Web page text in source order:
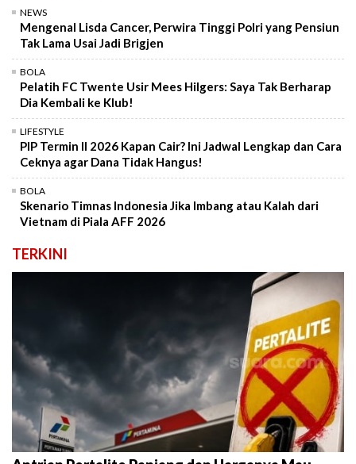
NEWS
Mengenal Lisda Cancer, Perwira Tinggi Polri yang Pensiun
Tak Lama Usai Jadi Brigjen
BOLA
Pelatih FC Twente Usir Mees Hilgers: Saya Tak Berharap
Dia Kembali ke Klub!
LIFESTYLE
PIP Termin II 2026 Kapan Cair? Ini Jadwal Lengkap dan Cara
Ceknya agar Dana Tidak Hangus!
BOLA
Skenario Timnas Indonesia Jika Imbang atau Kalah dari
Vietnam di Piala AFF 2026
TERKINI